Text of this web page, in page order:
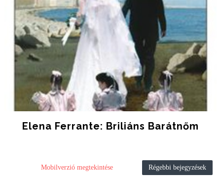
Elena Ferrante: Briliáns Barátnőm
Régebbi bejegyzések
Mobilverzió megtekintése